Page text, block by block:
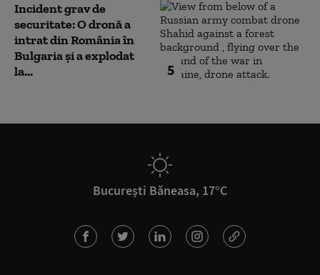
5
Incident grav de
securitate: O dronă a
intrat din România în
Bulgaria şi a explodat
la...
București Băneasa, 17°C